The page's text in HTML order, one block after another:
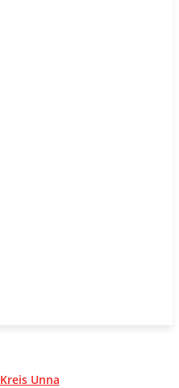
Kreis Unna